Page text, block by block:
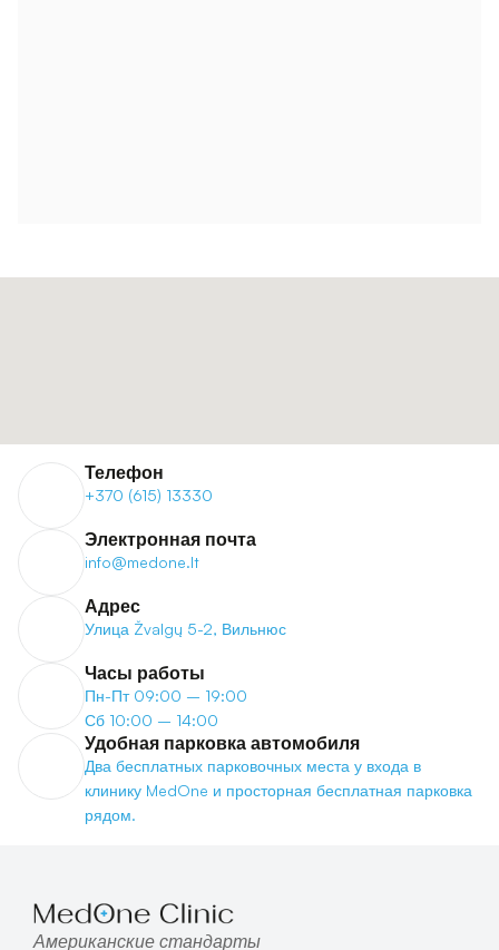
Телефон
+370 (615) 13330
Электронная почта
info@medone.lt
Адрес
Улица Žvalgų 5-2, Вильнюс
Часы работы
Пн-Пт 09:00 – 19:00
Сб 10:00 – 14:00
Удобная парковка автомобиля
Два бесплатных парковочных места у входа в
клинику MedOne и просторная бесплатная парковка
рядом.
Американские стандарты